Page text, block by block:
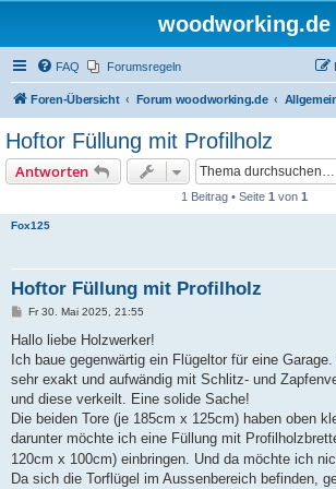
woodworking.de
FAQ Forumsregeln
Foren-Übersicht Forum woodworking.de
Hoftor Füllung mit Profilholz
Antworten
1 Beitrag • Seite 1 von 1
Fox125
Hoftor Füllung mit Profilholz
B
i
r
a
Fr 30. Mai 2025, 21:55
Hallo liebe Holzwerker!
Ich baue gegenwärtig ein Flügeltor für eine
sehr exakt und aufwändig mit Schlitz- und
und diese verkeilt. Eine solide Sache!
Die beiden Tore (je 185cm x 125cm) haben oben
darunter möchte ich eine Füllung mit
120cm x 100cm) einbringen. Und da möchte ich
Da sich die Torflügel im Aussenbereich befinden,